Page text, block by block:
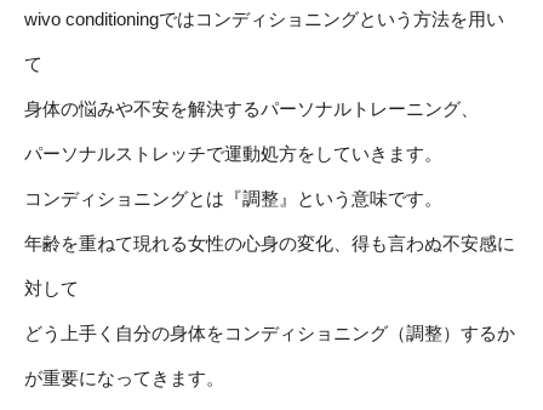
wivo conditioningではコンディショニングという方法を用い
て
身体の悩みや不安を解決するパーソナルトレーニング、
パーソナルストレッチで運動処方をしていきます。
コンディショニングとは『調整』という意味です。
年齢を重ねて現れる女性の心身の変化、得も言わぬ不安感に
対して
どう上手く自分の身体をコンディショニング（調整）するか
が重要になってきます。